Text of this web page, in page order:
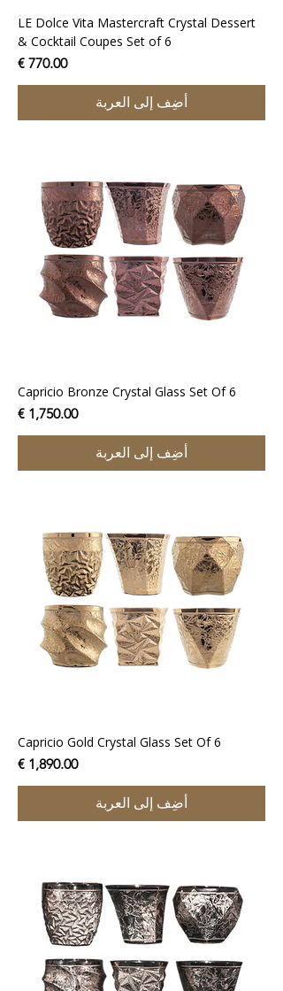
LE Dolce Vita Mastercraft Crystal Dessert
& Cocktail Coupes Set of 6
السعر
أضِف إلى العربة
Capricio Bronze Crystal Glass Set Of 6
السعر
أضِف إلى العربة
Capricio Gold Crystal Glass Set Of 6
السعر
أضِف إلى العربة